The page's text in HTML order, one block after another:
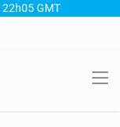
22h05 GMT